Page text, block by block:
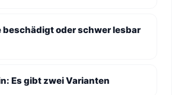
beschädigt oder schwer lesbar
Es gibt zwei Varianten